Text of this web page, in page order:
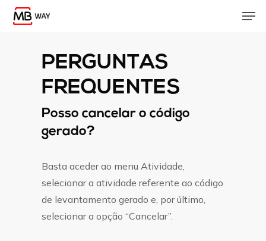
Skip
PERGUNTAS
FREQUENTES
Posso cancelar o código
gerado?
Basta aceder ao menu Atividade,
selecionar a atividade referente ao código
de levantamento gerado e, por último,
selecionar a opção “Cancelar”.